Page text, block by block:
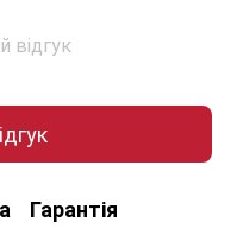
відгук
Гарантія